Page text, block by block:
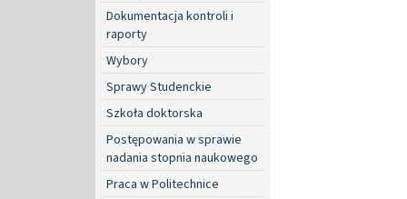
Dokumentacja kontroli i
raporty
Wybory
Sprawy Studenckie
Szkoła doktorska
Postępowania w sprawie
nadania stopnia naukowego
Praca w Politechnice